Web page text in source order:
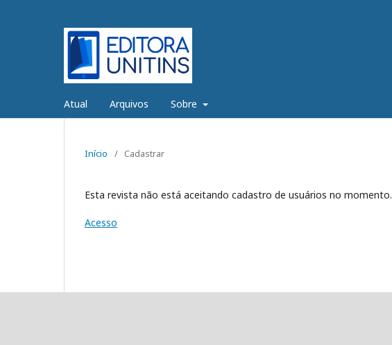
Atual Arquivos Sobre
Início / Cadastrar
Esta revista não está aceitando cadastro de usuários no momento.
Acesso